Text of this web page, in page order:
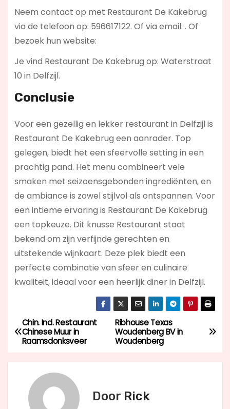
Neem contact op met Restaurant De Kakebrug
via de telefoon op: 596617122. Of via email: . Of
bezoek hun website:
Je vind Restaurant De Kakebrug op: Waterstraat
10 in Delfzijl.
Conclusie
Voor een gezellig en lekker restaurant in Delfzijl is
Restaurant De Kakebrug een aanrader. Top
gelegen, biedt het een sfeervolle setting in een
prachtig pand. Het menu combineert vele
smaken met seizoensgebonden ingrediënten, en
de ambiance is zowel stijlvol als ontspannen. Voor
een intieme ervaring is Restaurant De Kakebrug
een topkeuze. Dit knusse Restaurant staat
bekend om zijn verfijnde gerechten en
uitstekende wijnkaart. Deze plek biedt een
perfecte combinatie van sfeer en culinaire
kwaliteit, ideaal voor een heerlijk diner in Delfzijl.
B
e
Ribhouse Texas
Woudenberg BV in
Woudenberg
Chin. Ind. Restaurant
Chinese Muur in
Raamsdonksveer
Door Rick